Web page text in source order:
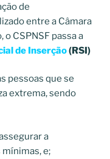
de
entre a Câmara
CSPNSF passa a
de Inserção(RSI)
pessoas que se
extrema, sendo
a
e;